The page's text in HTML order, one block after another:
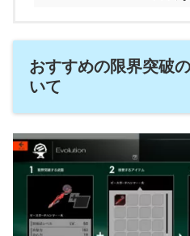
おすすめの限界突破
いて